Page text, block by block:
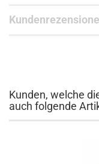
Kunden, welche
auch folgende